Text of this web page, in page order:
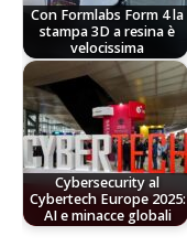
Con Formlabs Form 4 la
stampa 3D a resina è
velocissima
Cybersecurity al
Cybertech Europe 2025:
AI e minacce globali